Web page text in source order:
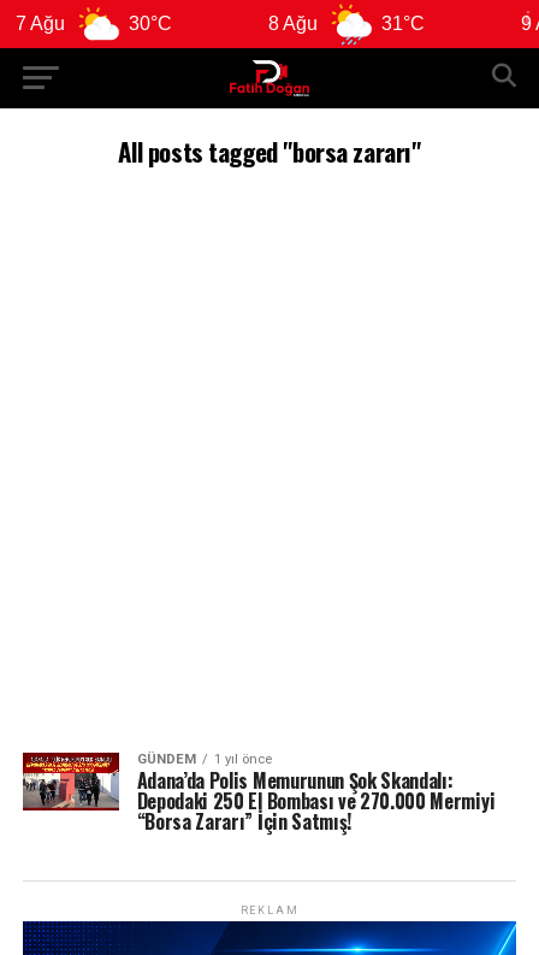
Ağu 30°C 8 Ağu 31°C 9
All posts tagged "borsa zararı"
GÜNDEM 1 yıl önce
Adana’da Polis Memurunun Şok Skandalı:
Depodaki 250 El Bombası ve 270.000 Mermiyi
“Borsa Zararı” İçin Satmış!
REKLAM